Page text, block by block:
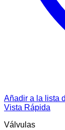
Añadir a la lista
Vista Rápida
Válvulas